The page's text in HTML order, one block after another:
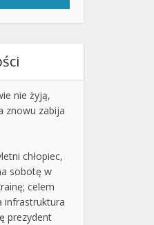
nie żyją,
znowu zabija
chłopiec,
sobotę w
celem
infrastruktura
prezydent